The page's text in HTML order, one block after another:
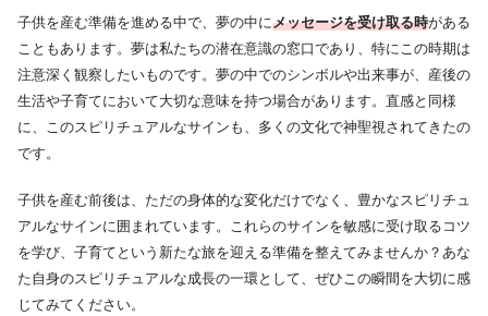
子供を産む準備を進める中で、夢の中にメッセージを受け取る時がある
こともあります。夢は私たちの潜在意識の窓口であり、特にこの時期は
注意深く観察したいものです。夢の中でのシンボルや出来事が、産後の
生活や子育てにおいて大切な意味を持つ場合があります。直感と同様
に、このスピリチュアルなサインも、多くの文化で神聖視されてきたの
です。
子供を産む前後は、ただの身体的な変化だけでなく、豊かなスピリチュ
アルなサインに囲まれています。これらのサインを敏感に受け取るコツ
を学び、子育てという新たな旅を迎える準備を整えてみませんか？あな
た自身のスピリチュアルな成長の一環として、ぜひこの瞬間を大切に感
じてみてください。